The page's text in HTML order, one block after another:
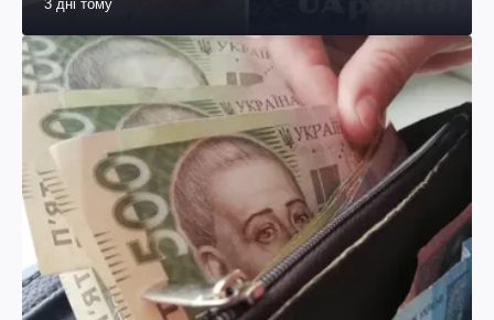
3 дні тому